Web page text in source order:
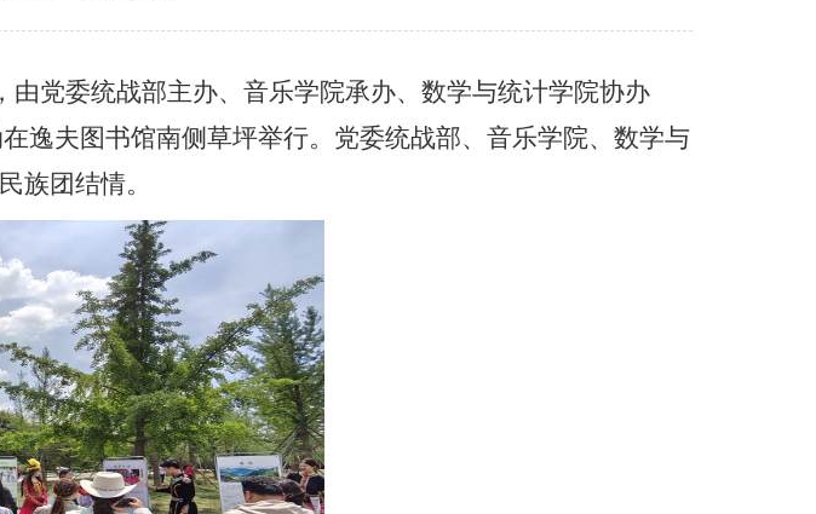
由党委统战部主办、音乐学院承办、数学与统计学院协办
逸夫图书馆南侧草坪举行。党委统战部、音乐学院、数学与
族团结情。